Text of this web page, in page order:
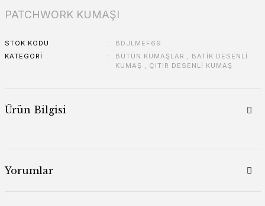
PATCHWORK KUMAŞI
STOK KODU
BDJLMEF69
KATEGORI
BÜTÜN KUMAŞLAR , BATİK DESENLİ
KUMAŞ , ÇITIR DESENLİ KUMAŞ
Ürün Bilgisi
Yorumlar